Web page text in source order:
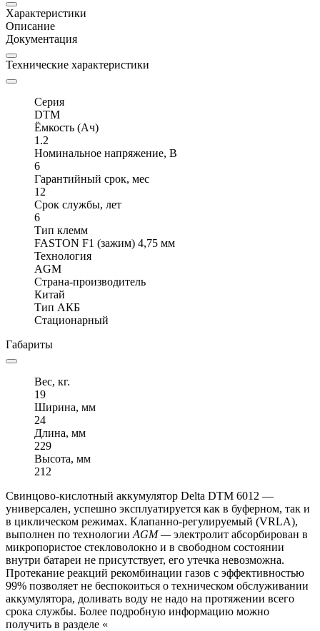
Характеристики
Описание
Документация
Технические характеристики
Серия
DTM
Ёмкость (Ач)
1.2
Номинальное напряжение, В
6
Гарантийный срок, мес
12
Срок службы, лет
6
Тип клемм
FASTON F1 (зажим) 4,75 мм
Технология
AGM
Страна-производитель
Китай
Тип АКБ
Стационарный
Габариты
Вес, кг.
19
Ширина, мм
24
Длина, мм
229
Высота, мм
212
Свинцово-кислотный аккумулятор Delta DTM 6012 —
универсален, успешно эксплуатируется как в буферном, так и
в циклическом режимах. Клапанно-регулируемый (VRLA),
выполнен по технологии AGM —электролит абсорбирован в
микропористое стекловолокно и в свободном состоянии
внутри батареи не присутствует, его утечка невозможна.
Протекание реакций рекомбинации газов с эффективностью
99% позволяет не беспокоиться о техническом обслуживании
аккумулятора, доливать воду не надо на протяжении всего
срока службы. Более подробную информацию можно
получить в разделе «